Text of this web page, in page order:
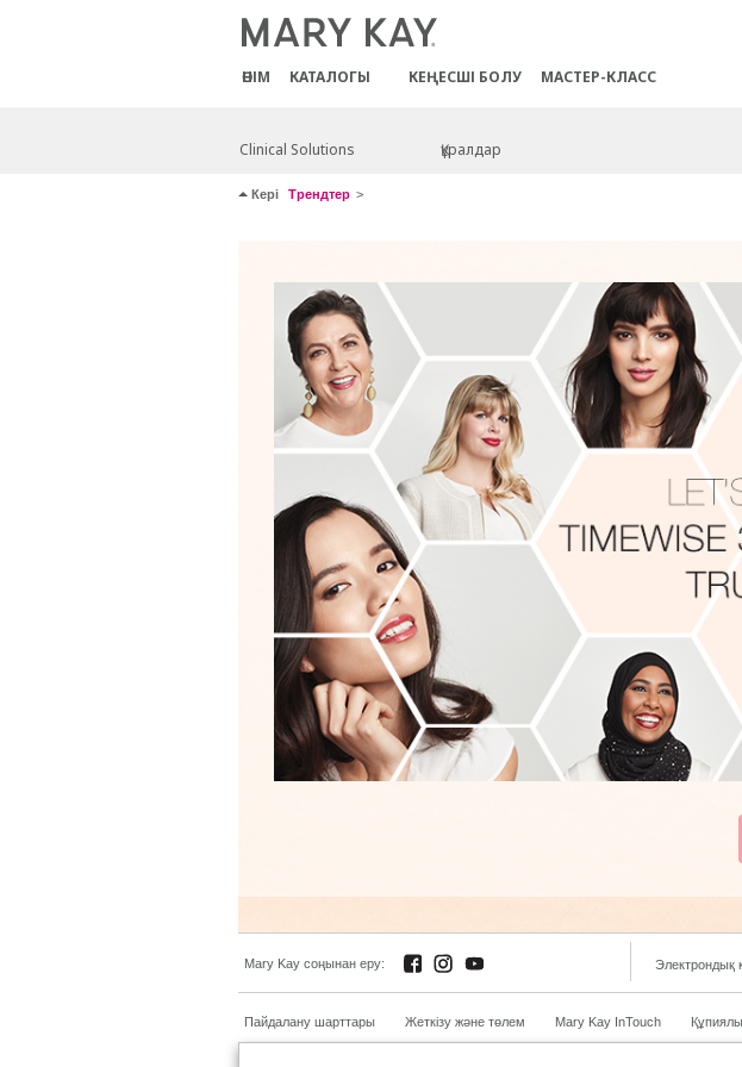
ӨНІМ КАТАЛОГЫ КЕҢЕСШІ БОЛУ МАСТЕР-КЛАСС
Clinical Solutions Құралдар
Кері Трендтер
Mary Kay соңынан еру: Электрондық
Пайдалану шарттары Жеткізу және төлем Mary Kay InTouch